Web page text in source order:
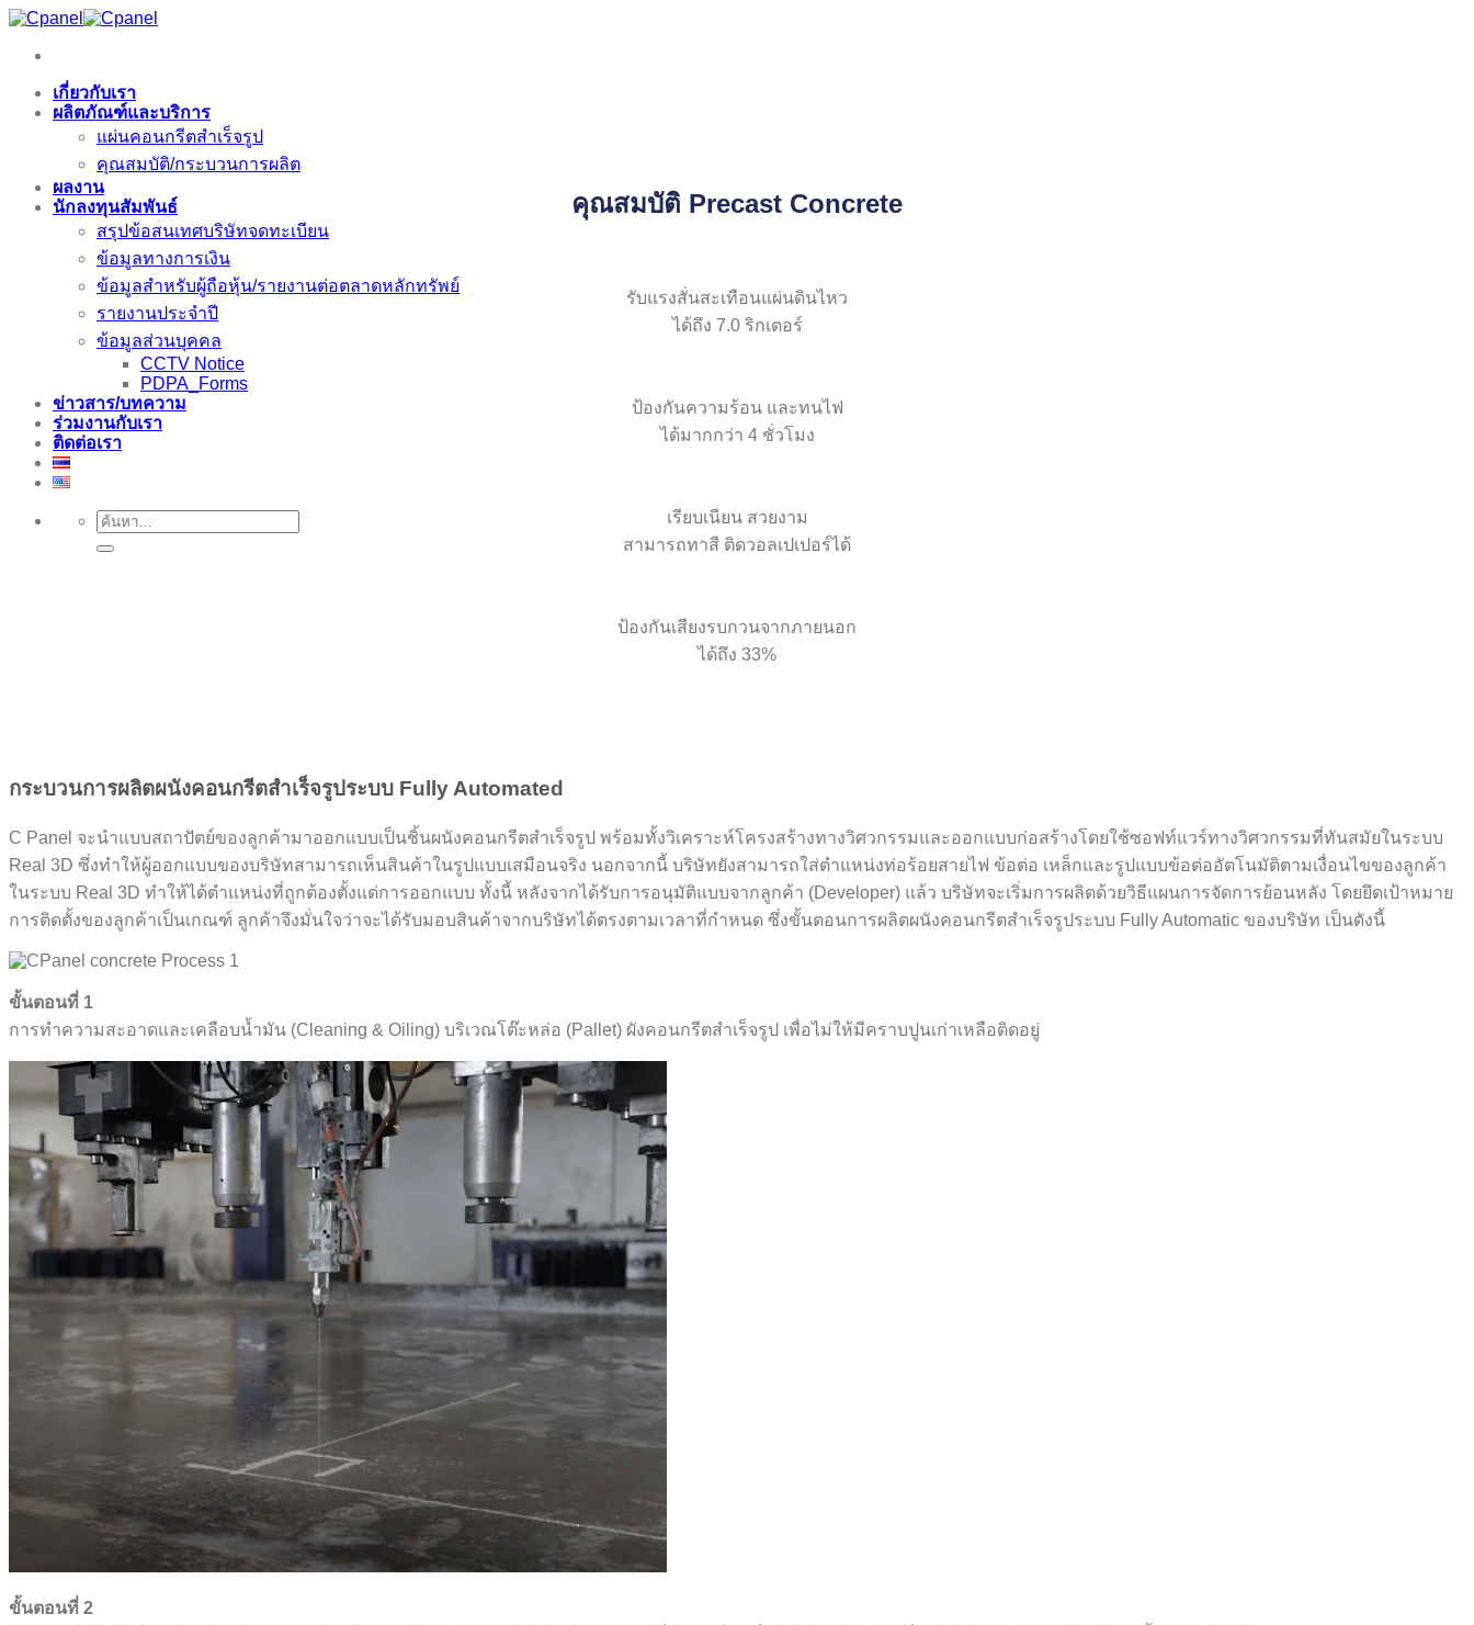
ข้าม
เนื้อหา
เกี่ยวกับเรา
ผลิตภัณฑ์และบริการ
แผ่นคอนกรีตสำเร็จรูป
คุณสมบัติ/กระบวนการผลิต
ผลงาน
นักลงทุนสัมพันธ์
สรุปข้อสนเทศบริษัทจดทะเบียน
ข้อมูลทางการเงิน
ข้อมูลสำหรับผู้ถือหุ้น/รายงานต่อตลาดหลักทรัพย์
รายงานประจำปี
ข้อมูลส่วนบุคคล
CCTV Notice
PDPA_Forms
ข่าวสาร/บทความ
ร่วมงานกับเรา
ติดต่อเรา
คุณสมบัติ Precast Concrete
รับแรงสั่นสะเทือนแผ่นดินไหว
ได้ถึง 7.0 ริกเตอร์
ป้องกันความร้อน และทนไฟ
ได้มากกว่า 4 ชั่วโมง
เรียบเนียน สวยงาม
สามารถทาสี ติดวอลเปเปอร์ได้
ป้องกันเสียงรบกวนจากภายนอก
ได้ถึง 33%
กระบวนการผลิตผนังคอนกรีตสําเร็จรูประบบ Fully Automated
C Panel จะนำแบบสถาปัตย์ของลูกค้ามาออกแบบเป็นชิ้นผนังคอนกรีตสำเร็จรูป พร้อมทั้งวิเคราะห์โครงสร้างทางวิศวกรรมและออกแบบก่อสร้างโดยใช้ซอฟท์แวร์ทางวิศวกรรมที่ทันสมัยในระบบ
Real 3D ซึ่งทำให้ผู้ออกแบบของบริษัทสามารถเห็นสินค้าในรูปแบบเสมือนจริง นอกจากนี้ บริษัทยังสามารถใส่ตำแหน่งท่อร้อยสายไฟ ข้อต่อ เหล็กและรูปแบบข้อต่ออัตโนมัติตามเงื่อนไขของลูกค้า
ในระบบ Real 3D ทำให้ได้ตำแหน่งที่ถูกต้องตั้งแต่การออกแบบ ทั้งนี้ หลังจากได้รับการอนุมัติแบบจากลูกค้า (Developer) แล้ว บริษัทจะเริ่มการผลิตด้วยวิธีแผนการจัดการย้อนหลัง โดยยึดเป้าหมาย
การติดตั้งของลูกค้าเป็นเกณฑ์ ลูกค้าจึงมั่นใจว่าจะได้รับมอบสินค้าจากบริษัทได้ตรงตามเวลาที่กำหนด ซึ่งขั้นตอนการผลิตผนังคอนกรีตสำเร็จรูประบบ Fully Automatic ของบริษัท เป็นดังนี้
ขั้นตอนที่ 1
การทำความสะอาดและเคลือบน้ำมัน (Cleaning & Oiling) บริเวณโต๊ะหล่อ (Pallet) ผังคอนกรีตสำเร็จรูป เพื่อไม่ให้มีคราบปูนเก่าเหลือติดอยู่
ขั้นตอนที่ 2